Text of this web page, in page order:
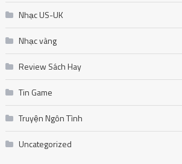
Nhạc US-UK
Nhạc vàng
Review Sách Hay
Tin Game
Truyện Ngôn Tình
Uncategorized